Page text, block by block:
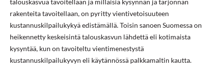
rakenteita tavoitellaan, on pyritty vientivetoisuuteen
kustannuskilpailukykyä edistämällä. Toisin sanoen Suomessa on
heikennetty keskeisintä talouskasvun lähdettä eli kotimaista
kysyntää, kun on tavoiteltu vientimenestystä
kustannuskilpailukyvyn eli käytännössä palkkamaltin kautta.